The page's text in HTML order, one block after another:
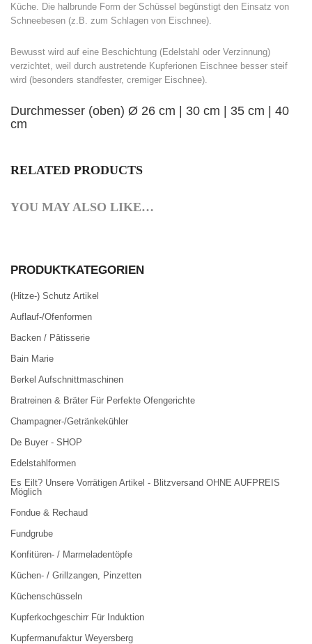
Küche. Die halbrunde Form der Schüssel begünstigt den Einsatz von
Schneebesen (z.B. zum Schlagen von Eischnee).
Bewusst wird auf eine Beschichtung (Edelstahl oder Verzinnung)
verzichtet, weil durch austretende Kupferionen Eischnee besser steif
wird (besonders standfester, cremiger Eischnee).
Durchmesser (oben) Ø 26 cm | 30 cm | 35 cm | 40
cm
RELATED PRODUCTS
YOU MAY ALSO LIKE…
PRODUKTKATEGORIEN
(Hitze-) Schutz Artikel
Auflauf-/Ofenformen
Backen / Pâtisserie
Bain Marie
Berkel Aufschnittmaschinen
Bratreinen & Bräter Für Perfekte Ofengerichte
Champagner-/Getränkekühler
De Buyer - SHOP
Edelstahlformen
Es Eilt? Unsere Vorrätigen Artikel - Blitzversand OHNE AUFPREIS
Möglich
Fondue & Rechaud
Fundgrube
Konfitüren- / Marmeladentöpfe
Küchen- / Grillzangen, Pinzetten
Küchenschüsseln
Kupferkochgeschirr Für Induktion
Kupfermanufaktur Weyersberg